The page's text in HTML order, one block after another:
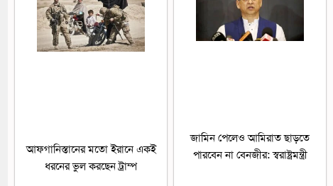
আফগানিস্তানের মতো ইরানে একই
ধরনের ভুল করছেন ট্রাম্প
জামিন পেলেও আমিরাত ছাড়তে
পারবেন না বেনজীর: স্বরাষ্ট্রমন্ত্রী